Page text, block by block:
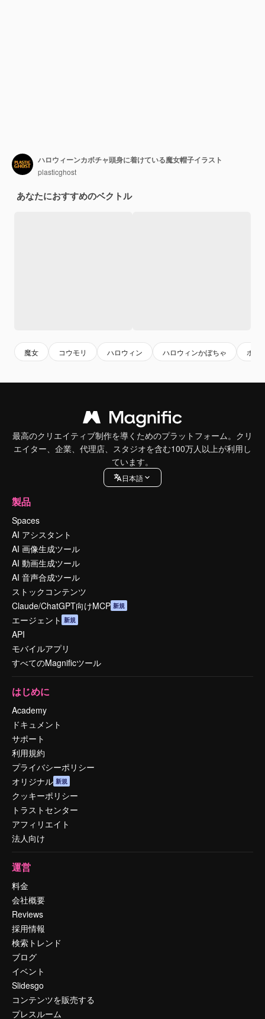
ハロウィーンカボチャ頭身に着けている魔女帽子イラスト
plasticghost
あなたにおすすめのベクトル
魔女 コウモリ ハロウィン ハロウィンかぼちゃ ホラ
最高のクリエイティブ制作を導くためのプラットフォーム。クリ
エイター、企業、代理店、スタジオを含む100万人以上が利用し
ています。
日本語
製品
Spaces
AI アシスタント
AI 画像生成ツール
AI 動画生成ツール
AI 音声合成ツール
ストックコンテンツ
Claude/ChatGPT向けMCP 新規
エージェント 新規
API
モバイルアプリ
すべてのMagnificツール
はじめに
Academy
ドキュメント
サポート
利用規約
プライバシーポリシー
オリジナル 新規
クッキーポリシー
トラストセンター
アフィリエイト
法人向け
運営
料金
会社概要
Reviews
採用情報
検索トレンド
ブログ
イベント
Slidesgo
コンテンツを販売する
プレスルーム